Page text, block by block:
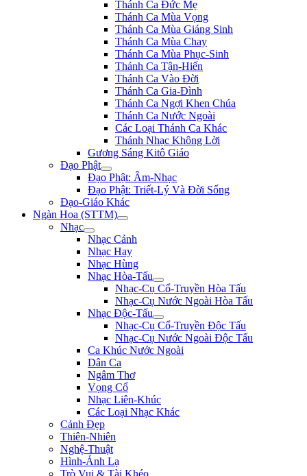
Thánh Ca Đức Mẹ
Thánh Ca Mùa Vọng
Thánh Ca Mùa Giáng Sinh
Thánh Ca Mùa Chay
Thánh Ca Mùa Phục-Sinh
Thánh Ca Tận-Hiến
Thánh Ca Vào Đời
Thánh Ca Gia-Đình
Thánh Ca Ngợi Khen Chúa
Thánh Ca Nước Ngoài
Các Loại Thánh Ca Khác
Thánh Nhạc Không Lời
Gương Sáng Kitô Giáo
Đạo Phật
Đạo Phật: Âm-Nhạc
Đạo Phật: Triết-Lý Và Đời Sống
Đạo-Giáo Khác
Ngàn Hoa (STTM)
Nhạc
Nhạc Cảnh
Nhạc Hay
Nhạc Hùng
Nhạc Hòa-Tấu
Nhạc-Cụ Cổ-Truyền Hòa Tấu
Nhạc-Cụ Nước Ngoài Hòa Tấu
Nhạc Độc-Tấu
Nhạc-Cụ Cổ-Truyền Độc Tấu
Nhạc-Cụ Nước Ngoài Độc Tấu
Ca Khúc Nước Ngoài
Dân Ca
Ngâm Thơ
Vọng Cổ
Nhạc Liên-Khúc
Các Loại Nhạc Khác
Cảnh Đẹp
Thiên-Nhiên
Nghệ-Thuật
Hình-Ảnh Lạ
Trò Vui & Tài Khéo